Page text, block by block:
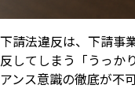
下請法違反は、下請事
反してしまう「うっか
アンス意識の徹底が不